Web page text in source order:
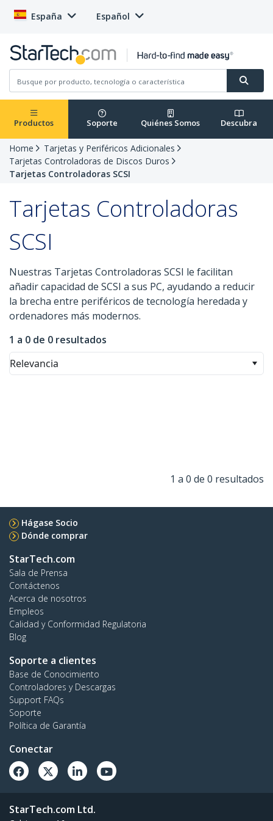
España Español
Productos Soporte Quiénes Somos Descubra
Home
Tarjetas y Periféricos Adicionales
Tarjetas Controladoras de Discos Duros
Tarjetas Controladoras SCSI
Tarjetas Controladoras
SCSI
Nuestras Tarjetas Controladoras SCSI le facilitan
añadir capacidad de SCSI a sus PC, ayudando a reducir
la brecha entre periféricos de tecnología heredada y
ordenadores más modernos.
1 a 0 de 0 resultados
Relevancia
1 a 0 de 0 resultados
Hágase Socio
Dónde comprar
StarTech.com
Sala de Prensa
Contáctenos
Acerca de nosotros
Empleos
Calidad y Conformidad Regulatoria
Blog
Soporte a clientes
Base de Conocimiento
Controladores y Descargas
Support FAQs
Soporte
Política de Garantía
Conectar
StarTech.com Ltd.